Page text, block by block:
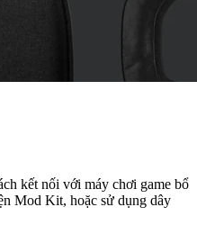
kết nối với máy chơi game bổ
Mod Kit, hoặc sử dụng dây